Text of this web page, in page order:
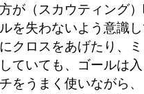
が（スカウティング
を失わないよう意識
クロスをあげたり、
ていても、ゴールは
をうまく使いながら